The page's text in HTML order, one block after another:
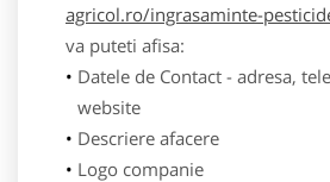
agricol.ro/ingrasaminte-
va puteti afisa:
Datele de Contact - adresa,
website
Descriere afacere
Logo companie